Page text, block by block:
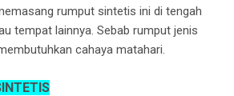
rumput sintetis ini di tengah
tempat lainnya. Sebab rumput jenis
cahaya matahari.